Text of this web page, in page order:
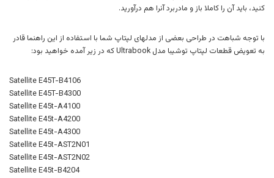
کنید، باید آن را کاملا باز و مادربرد آنرا هم درآورید.
با توجه شباهت در طراحی بعضی از مدلهای لپتاپ شما با استفاده از این راهنما قادر
به تعویض قطعات لپتاپ توشیبا مدل Ultrabook که در زیر آمده خواهید بود:
Satellite E45T-B4106
Satellite E45T-B4300
Satellite E45t-A4100
Satellite E45t-A4200
Satellite E45t-A4300
Satellite E45t-AST2N01
Satellite E45t-AST2N02
Satellite E45t-B4204